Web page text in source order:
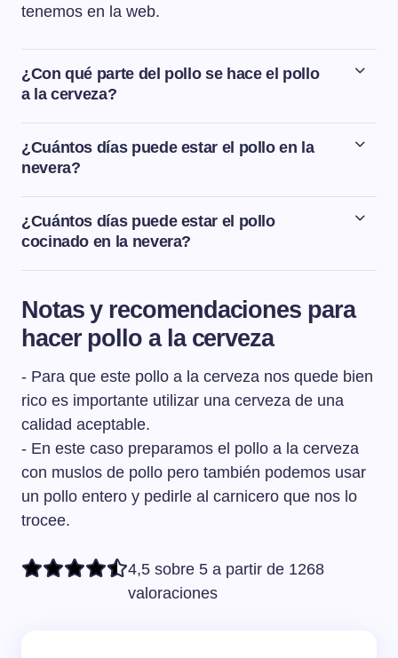
tenemos en la web.
¿Con qué parte del pollo se hace el pollo
a la cerveza?
Para hacer pollo a la cerveza utilizamos en esta receta
muslos de pollo. Pero también podríamos usar un pollo
entero y pedirle al carnicero que nos lo trocee.
¿Cuántos días puede estar el pollo en la
nevera?
Si compramos pollo envasado debemos fijarnos en la
fecha de caducidad que indica el fabricante en la
etiqueta. Pero si compramos pollo no envasado, no
alimentos que tenemos en la nevera.
¿Cuántos días puede estar el pollo
cocinado en la nevera?
El pollo una vez cocinado, cocido o guisado, aguanta en
tapado unos 2-3 días máximo.
Notas y recomendaciones para
hacer pollo a la cerveza
- Para que este pollo a la cerveza nos quede bien
rico es importante utilizar una cerveza de una
calidad aceptable.
- En este caso preparamos el pollo a la cerveza
con muslos de pollo pero también podemos usar
un pollo entero y pedirle al carnicero que nos lo
trocee.
4,5 sobre 5 a partir de 1268
valoraciones